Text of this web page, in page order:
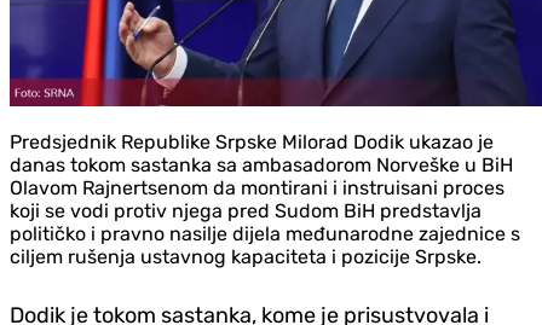
Predsjednik Republike Srpske Milorad Dodik ukazao je
danas tokom sastanka sa ambasadorom Norveške u BiH
Olavom Rajnertsenom da montirani i instruisani proces
koji se vodi protiv njega pred Sudom BiH predstavlja
političko i pravno nasilje dijela međunarodne zajednice s
ciljem rušenja ustavnog kapaciteta i pozicije Srpske.
Dodik je tokom sastanka, kome je prisustvovala i